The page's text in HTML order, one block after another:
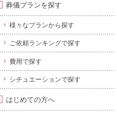
葬儀プランを探す
様々なプランから探す
ご依頼ランキングで探す
費用で探す
シチュエーションで探す
はじめての方へ